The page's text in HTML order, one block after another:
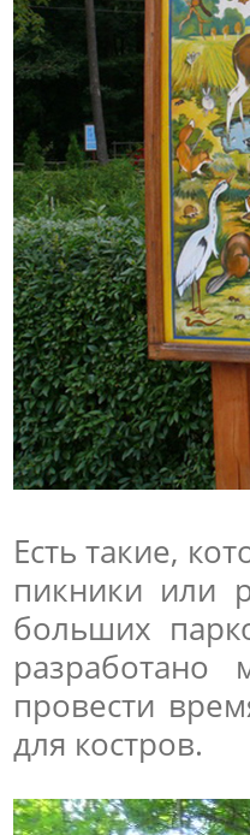
Есть такие,
пикники или
больших
провести
для костров.